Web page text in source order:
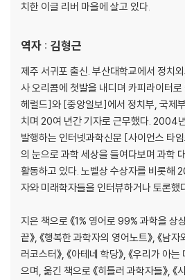
14. 우리가 책임져야 할 우리의 미래
치한 이글 리버 마을에 살고 있다.
역자 : 김형근
제주 서귀포 출신. 부산대학교에서 정치
사 오리콤에 첫발을 내디뎌 카피라이터
헤럴드]와 [중앙일보]에서 정치부, 국제
치며 20여 년간 기자로 근무했다. 2004
발행하는 인터넷과학신문 [사이언스 타
의 눈으로 과학 세상을 들여다보며 과학
활동하고 있다. 노벨상 수상자를 비롯해
자와 미래학자들을 인터뷰하거나 토론했
지은 책으로 《1% 영어로 99% 과학을 상
끝》, 《행복한 과학자의 영어노트》, 《남
러코스터》, 《아테네 학당》, 《우리가 아
으며, 옮긴 책으로 《히틀러 과학자들》,